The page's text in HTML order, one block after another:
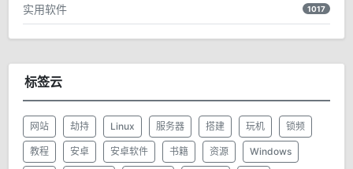
实用软件 1017
标签云
网站 劫持 Linux 服务器 搭建 玩机 锁频
教程 安卓 安卓软件 书籍 资源 Windows